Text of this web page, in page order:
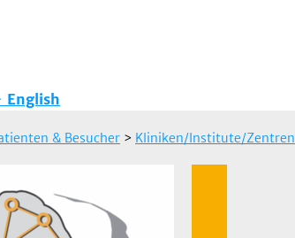
& Besucher > Kliniken/Institute/Zentren